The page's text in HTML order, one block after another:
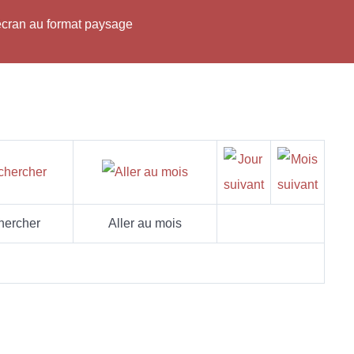
au format paysage
Aller au mois